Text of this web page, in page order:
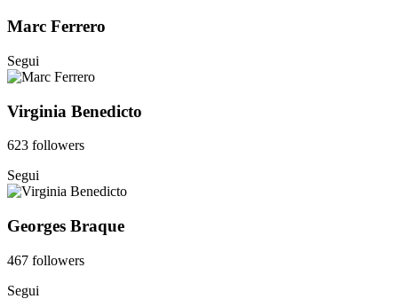
Marc Ferrero
Segui
Virginia Benedicto
623 followers
Segui
Georges Braque
467 followers
Segui